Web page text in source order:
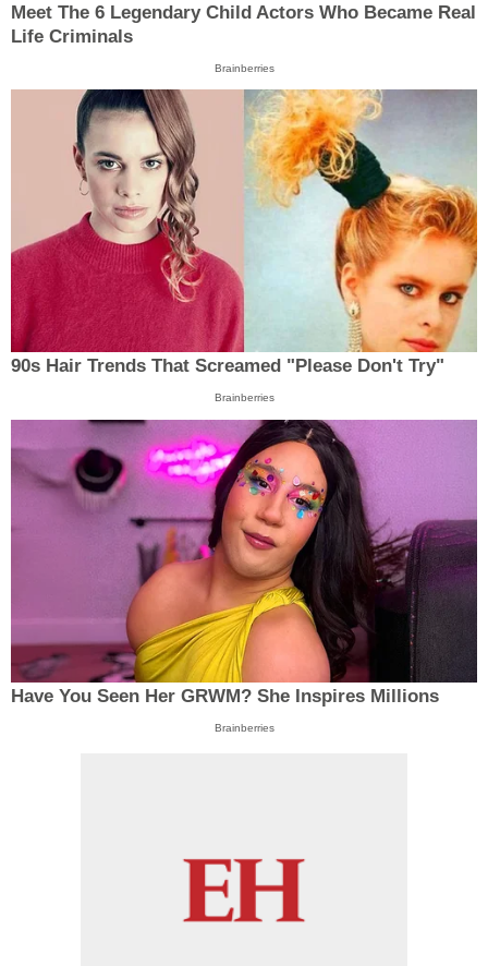
Meet The 6 Legendary Child Actors Who Became Real
Life Criminals
Brainberries
90s Hair Trends That Screamed "Please Don't Try"
Brainberries
Have You Seen Her GRWM? She Inspires Millions
Brainberries